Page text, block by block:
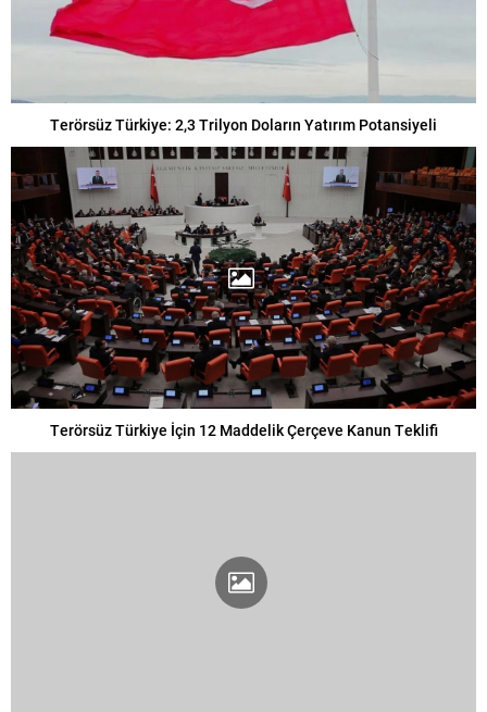
Terörsüz Türkiye: 2,3 Trilyon Doların Yatırım Potansiyeli
Terörsüz Türkiye İçin 12 Maddelik Çerçeve Kanun Teklifi